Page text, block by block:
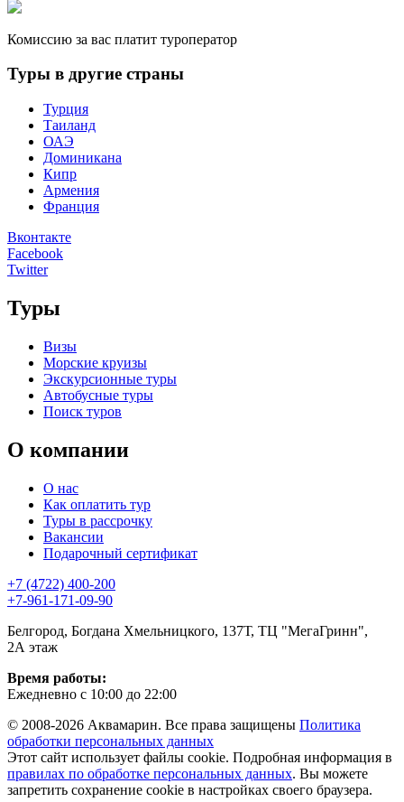
Комиссию за вас платит туроператор
Туры в другие страны
Турция
Таиланд
ОАЭ
Доминикана
Кипр
Армения
Франция
Вконтакте
Facebook
Twitter
Туры
Визы
Морские круизы
Экскурсионные туры
Автобусные туры
Поиск туров
О компании
О нас
Как оплатить тур
Туры в рассрочку
Вакансии
Подарочный сертификат
+7 (4722) 400-200
+7-961-171-09-90
Белгород, Богдана Хмельницкого, 137Т, ТЦ "МегаГринн",
2А этаж
Время работы:
Ежедневно с 10:00 до 22:00
© 2008-2026 Аквамарин. Все права защищены Политика
обработки персональных данных
Этот сайт использует файлы cookie. Подробная информация в
правилах по обработке персональных данных. Вы можете
запретить сохранение cookie в настройках своего браузера.